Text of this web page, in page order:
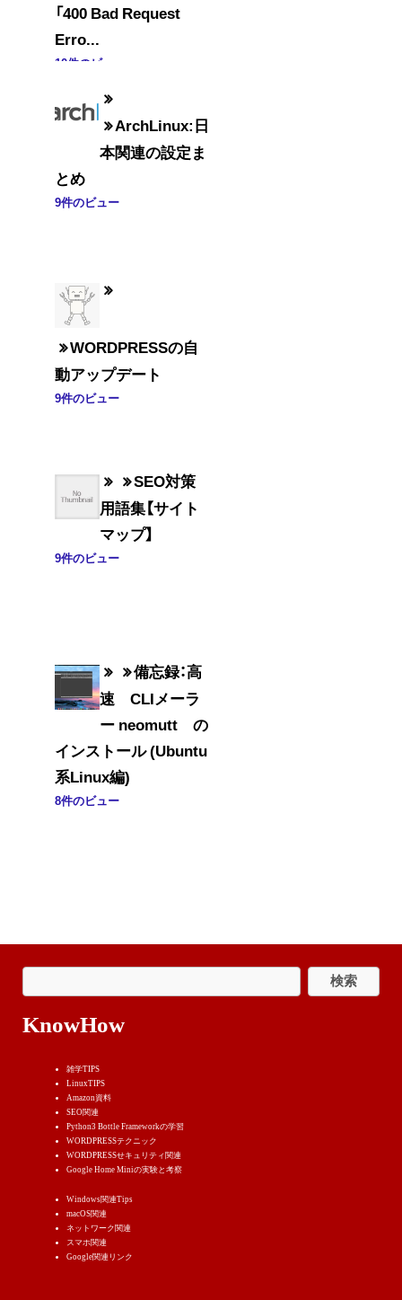
「400 Bad Request
Erro...
10件のビュー
ArchLinux:日
本関連の設定ま
とめ
9件のビュー
WORDPRESSの自
動アップデート
9件のビュー
SEO対策
用語集【サイト
マップ】
9件のビュー
備忘録：高
速 CLIメーラ
ー neomutt の
インストール (Ubuntu
系Linux編)
8件のビュー
KnowHow
雑学TIPS
LinuxTIPS
Amazon資料
SEO関連
Python3 Bottle Frameworkの学習
WORDPRESSテクニック
WORDPRESSせキュリティ関連
Google Home Miniの実験と考察
Windows関連Tips
macOS関連
ネットワーク関連
スマホ関連
Google関連リンク